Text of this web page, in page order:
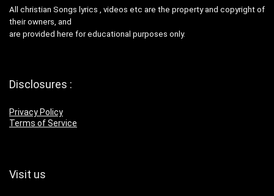
All christian Songs lyrics , videos etc are the property and copyright of
their owners, and
are provided here for educational purposes only.
Disclosures :
Privacy Policy
Terms of Service
Visit us